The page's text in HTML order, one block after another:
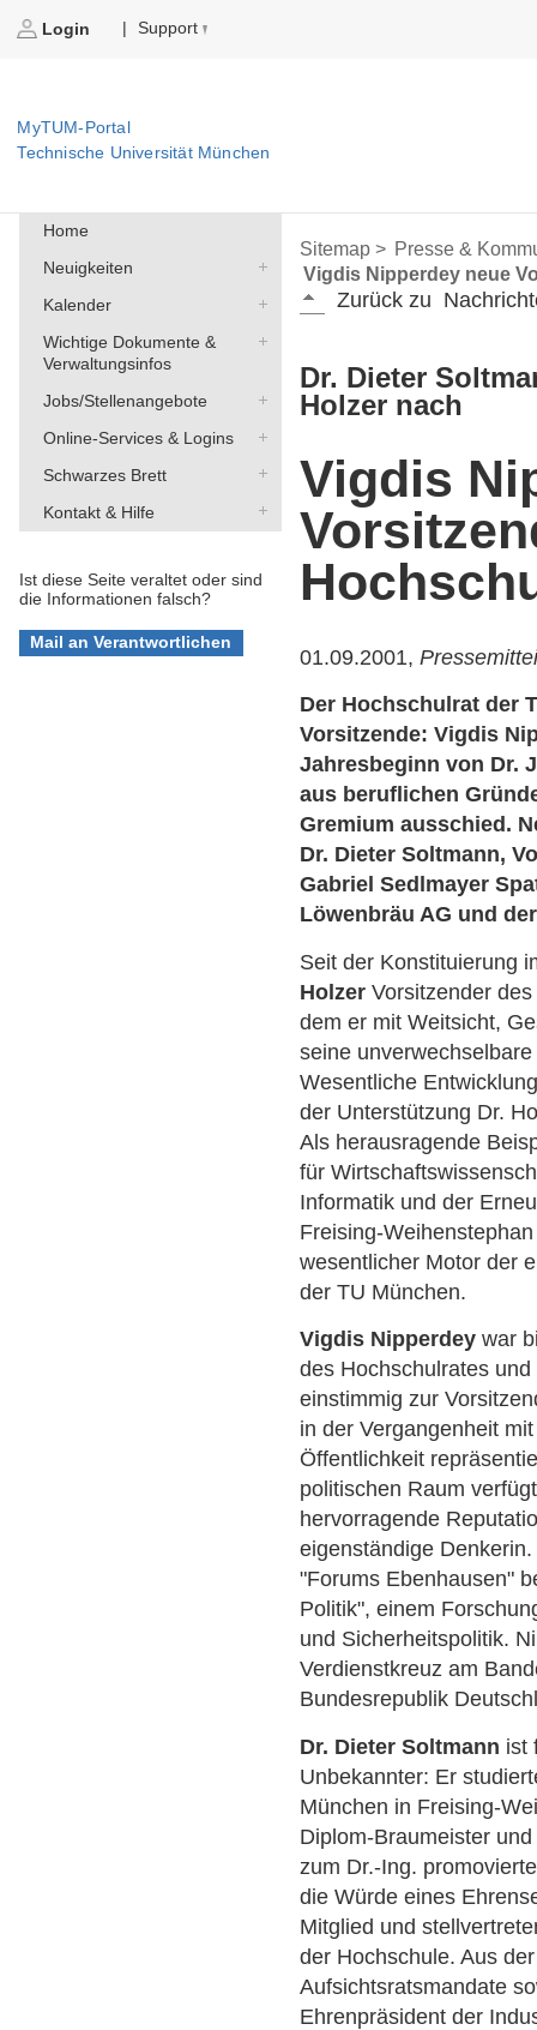
Login | Support
MyTUM-Portal
Technische Universität München
Home
Neuigkeiten
Kalender
Wichtige Dokumente &
Verwaltungsinfos
Jobs/Stellenangebote
Online-Services & Logins
Schwarzes Brett
Kontakt & Hilfe
Ist diese Seite veraltet oder sind
die Informationen falsch?
Sitemap > Presse &
Vigdis Nipperdey neue
Zurück zu
Dr. Dieter
Holzer nach
Vigdis
01.09.2001,
Der Hochschulrat der
Vorsitzende: Vigdis
Jahresbeginn von Dr.
aus beruflichen
Gremium ausschied.
Dr. Dieter Soltmann,
Gabriel Sedlmayer
Löwenbräu AG und
Seit der Konstituierung
Holzer Vorsitzender
dem er mit Weitsicht,
seine
Wesentliche
der Unterstützung Dr.
Als herausragende
für
Informatik und der
Freising-
wesentlicher Motor der
der TU München.
Vigdis Nipperdey war
des Hochschulrates
einstimmig zur
in der Vergangenheit
Öffentlichkeit
politischen Raum
hervorragende
eigenständige
"Forums Ebenhausen"
Politik", einem
und Sicherheitspolitik.
Verdienstkreuz am
Bundesrepublik
Dr. Dieter Soltmann ist
Unbekannter: Er
München in Freising-
Diplom-Braumeister
zum Dr.-Ing.
die Würde eines
Mitglied und
der Hochschule. Aus
Aufsichtsratsmandate
Ehrenpräsident der